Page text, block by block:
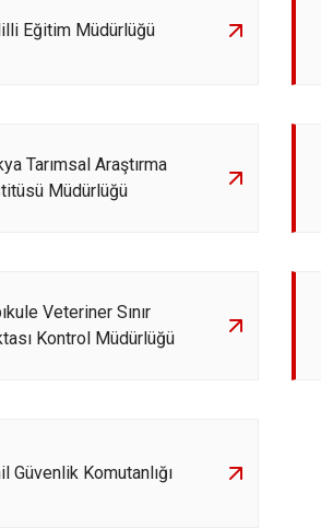
Eğitim Müdürlüğü
Tarımsal Araştırma
Müdürlüğü
Veteriner Sınır
Kontrol Müdürlüğü
Güvenlik Komutanlığı